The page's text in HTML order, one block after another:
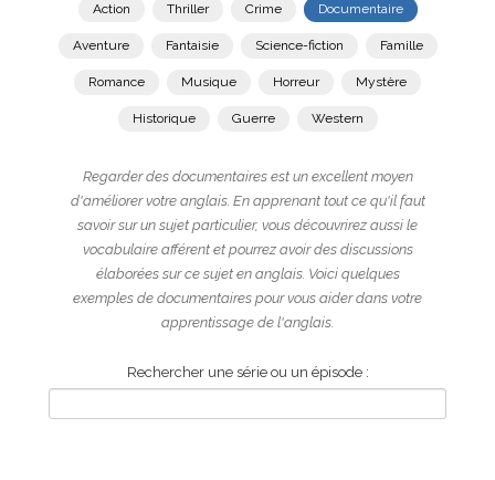
Action Thriller Crime Documentaire
Aventure Fantaisie Science-fiction Famille
Romance Musique Horreur Mystère
Historique Guerre Western
Regarder des documentaires est un excellent moyen
d'améliorer votre anglais. En apprenant tout ce qu'il faut
savoir sur un sujet particulier, vous découvrirez aussi le
vocabulaire afférent et pourrez avoir des discussions
élaborées sur ce sujet en anglais. Voici quelques
exemples de documentaires pour vous aider dans votre
apprentissage de l'anglais.
Rechercher une série ou un épisode :